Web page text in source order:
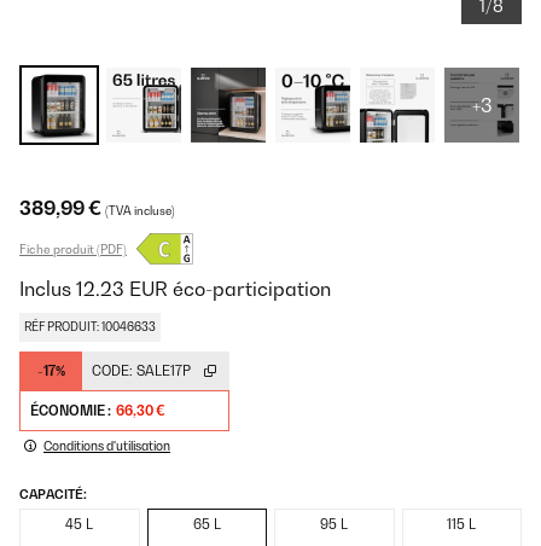
1/8
+3
389,99 € (TVA incluse)
Fiche produit (PDF)
Inclus 12.23 EUR éco-participation
RÉF PRODUIT: 10046633
-17% CODE: SALE17P
ÉCONOMIE : 66,30 €
Conditions d'utilisation
CAPACITÉ:
45 L 65 L 95 L 115 L